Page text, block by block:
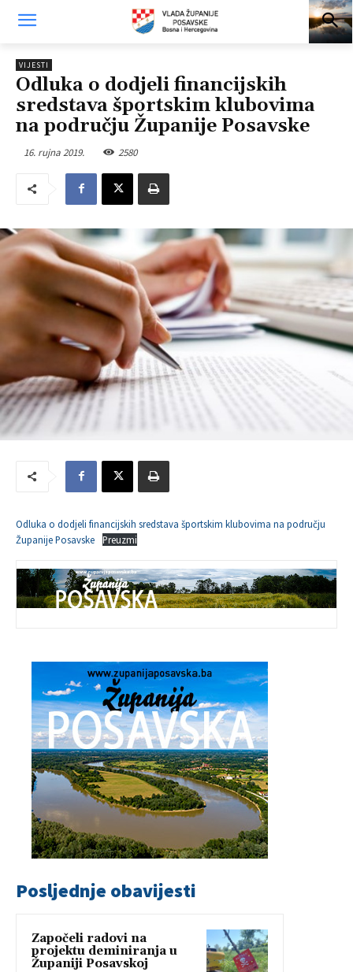
VIJESTI
Odluka o dodjeli financijskih
sredstava športskim klubovima
na području Županije Posavske
16. rujna 2019. 2580
Odluka o dodjeli financijskih sredstava športskim klubovima na području
Županije Posavske
Preuzmi
Posljednje obavijesti
Započeli radovi na
projektu deminiranja u
Županiji Posavskoj